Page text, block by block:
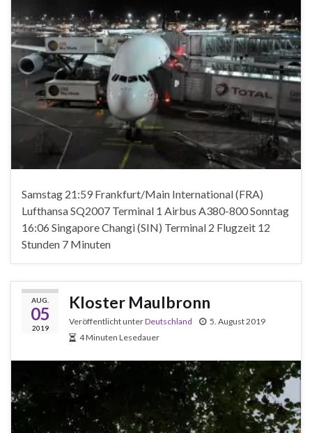
Samstag 21:59 Frankfurt/Main International (FRA)
Lufthansa SQ2007 Terminal 1 Airbus A380-800 Sonntag
16:06 Singapore Changi (SIN) Terminal 2 Flugzeit 12
Stunden 7 Minuten
AUG.
05
2019
Kloster Maulbronn
Veröffentlicht unterDeutschland
5. August 2019
4 Minuten Lesedauer